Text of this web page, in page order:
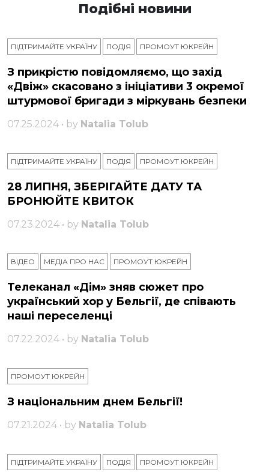
Подібні новини
ПІДТРИМАЙТЕ УКРАЇНУ ПОДІЯ ПРОМОУТ ЮКРЕЙН
З прикрістю повідомляємо, що захід
«Двіж» скасовано з ініціативи 3 окремої
штурмової бригади з міркувань безпеки
07.25.2024 • by Natalia Tolub
ПІДТРИМАЙТЕ УКРАЇНУ ПОДІЯ ПРОМОУТ ЮКРЕЙН
28 ЛИПНЯ, ЗБЕРІГАЙТЕ ДАТУ ТА
БРОНЮЙТЕ КВИТОК
07.23.2024 • by Natalia Tolub
ВІДЕО МЕДІА ПРО НАС ПРОМОУТ ЮКРЕЙН
Телеканал «Дім» зняв сюжет про
український хор у Бельгії, де співають
наші переселенці
07.22.2024 • by Natalia Tolub
ПРОМОУТ ЮКРЕЙН
З національним днем ​​Бельгії!
07.21.2024 • by Natalia Tolub
ПІДТРИМАЙТЕ УКРАЇНУ ПОДІЯ ПРОМОУТ ЮКРЕЙН